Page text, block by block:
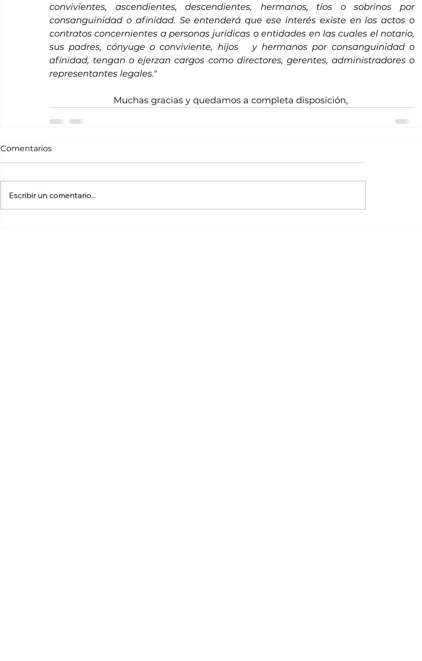
convivientes, ascendientes, descendientes, hermanos, tíos o sobrinos por
consanguinidad o afinidad. Se entenderá que ese interés existe en los actos o
contratos concernientes a personas jurídicas o entidades en las cuales el notario,
sus padres, cónyuge o conviviente, hijos   y hermanos por consanguinidad o
afinidad, tengan o ejerzan cargos como directores, gerentes, administradores o
representantes legales."
Muchas gracias y quedamos a completa disposición,
Comentarios
Escribir un comentario...